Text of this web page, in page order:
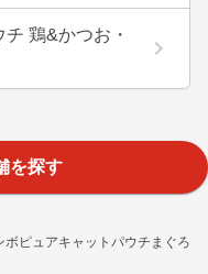
ボピュアキャットパウチまぐろ
鶏&かつお・
を探す